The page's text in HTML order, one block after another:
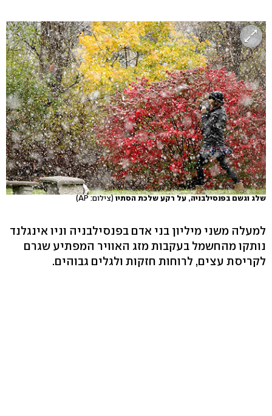
שלג וגשם בפנסילבניה, על רקע שלכת הסתיו (צילום: AP)
למעלה משני מיליון בני אדם בפנסילבניה וניו אינגלנד
נותקו מהחשמל בעקבות מזג האוויר המפתיע שגרם
לקריסת עצים, לרוחות חזקות ולגלים גבוהים.